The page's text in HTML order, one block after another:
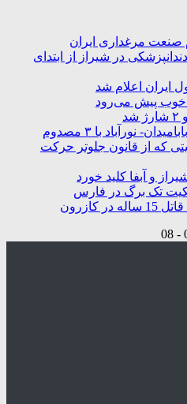
مرغداری ایران
دندانپزشکی در شیراز از ابتدای
ایران اعلام شد
خوب پیش می‌رود
که از قانون جلوتر حرکت
و آبفا کلید خورد
تک برگ در فارس